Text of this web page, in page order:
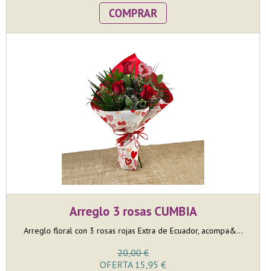
COMPRAR
Arreglo 3 rosas CUMBIA
Arreglo floral con 3 rosas rojas Extra de Ecuador, acompa&...
20,00 €
OFERTA 15,95 €